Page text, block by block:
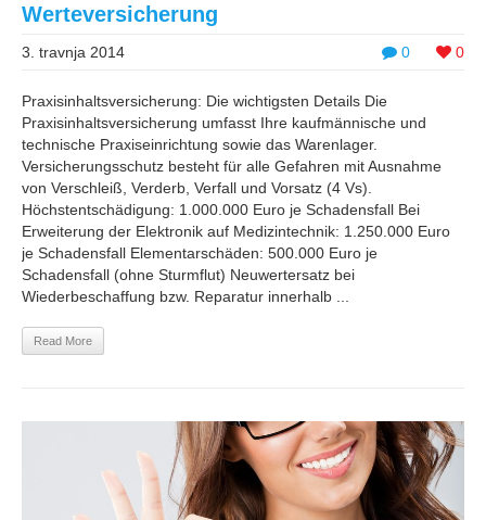
Werteversicherung
0 0
3. travnja 2014
Praxisinhaltsversicherung: Die wichtigsten Details Die
Praxisinhaltsversicherung umfasst Ihre kaufmännische und
technische Praxiseinrichtung sowie das Warenlager.
Versicherungsschutz besteht für alle Gefahren mit Ausnahme
von Verschleiß, Verderb, Verfall und Vorsatz (4 Vs).
Höchstentschädigung: 1.000.000 Euro je Schadensfall Bei
Erweiterung der Elektronik auf Medizintechnik: 1.250.000 Euro
je Schadensfall Elementarschäden: 500.000 Euro je
Schadensfall (ohne Sturmflut) Neuwertersatz bei
Wiederbeschaffung bzw. Reparatur innerhalb ...
Read More